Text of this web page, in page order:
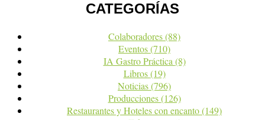
CATEGORÍAS
Colaboradores(88)
Eventos(710)
IA Gastro Práctica (8)
Libros(19)
Noticias(796)
Producciones(126)
Restaurantes y Hoteles con encanto(149)